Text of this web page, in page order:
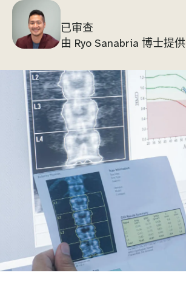
已审查
由 Ryo Sanabria 博士提供